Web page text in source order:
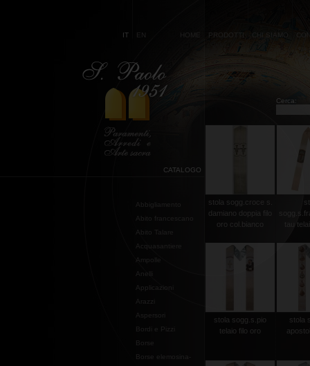
IT EN HOME PRODOTTI CHI SIAMO
Cerca:
CATALOGO
Abbigliamento
Abito francescano
Abito Talare
Acquasantiere
Ampolle
Anelli
Applicazioni
Arazzi
Aspersori
Bordi e Pizzi
Borse
Borse elemosina-
stola sogg.croce s.
damiano doppia filo
oro col.bianco
tau
stola sogg.s.pio
telaio filo oro
stola